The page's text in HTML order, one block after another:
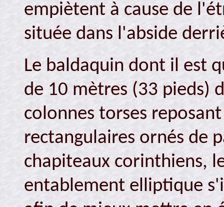
empiètent à cause de
située dans l'abside
Le baldaquin dont il est
de 10 mètres (33 pieds)
colonnes torses
rectangulaires ornés de
chapiteaux corinthiens,
entablement elliptique